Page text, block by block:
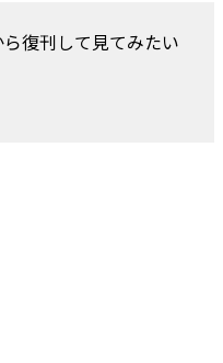
復刊して見てみたい